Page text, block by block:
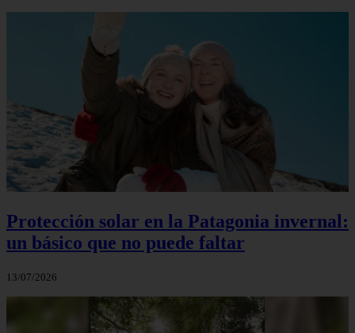
Protección solar en la Patagonia invernal:
un básico que no puede faltar
13/07/2026